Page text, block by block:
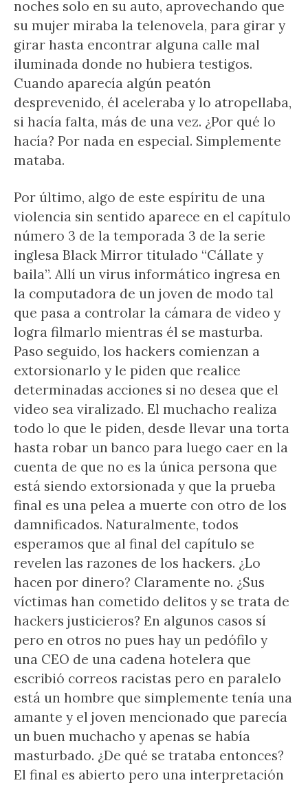
noches solo en su auto, aprovechando que
su mujer miraba la telenovela, para girar y
girar hasta encontrar alguna calle mal
iluminada donde no hubiera testigos.
Cuando aparecía algún peatón
desprevenido, él aceleraba y lo atropellaba,
si hacía falta, más de una vez. ¿Por qué lo
hacía? Por nada en especial. Simplemente
mataba.
Por último, algo de este espíritu de una
violencia sin sentido aparece en el capítulo
número 3 de la temporada 3 de la serie
inglesa Black Mirror titulado “Cállate y
baila”. Allí un virus informático ingresa en
la computadora de un joven de modo tal
que pasa a controlar la cámara de video y
logra filmarlo mientras él se masturba.
Paso seguido, los hackers comienzan a
extorsionarlo y le piden que realice
determinadas acciones si no desea que el
video sea viralizado. El muchacho realiza
todo lo que le piden, desde llevar una torta
hasta robar un banco para luego caer en la
cuenta de que no es la única persona que
está siendo extorsionada y que la prueba
final es una pelea a muerte con otro de los
damnificados. Naturalmente, todos
esperamos que al final del capítulo se
revelen las razones de los hackers. ¿Lo
hacen por dinero? Claramente no. ¿Sus
víctimas han cometido delitos y se trata de
hackers justicieros? En algunos casos sí
pero en otros no pues hay un pedófilo y
una CEO de una cadena hotelera que
escribió correos racistas pero en paralelo
está un hombre que simplemente tenía una
amante y el joven mencionado que parecía
un buen muchacho y apenas se había
masturbado. ¿De qué se trataba entonces?
El final es abierto pero una interpretación